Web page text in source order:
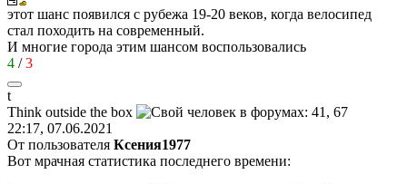
этот шанс появился с рубежа 19-20 веков, когда велосипед
стал походить на современный.
И многие города этим шансом воспользовались
4 /3
t
Think outside the box
22:17, 07.06.2021
От пользователя Ксения1977
Вот мрачная статистика последнего времени: